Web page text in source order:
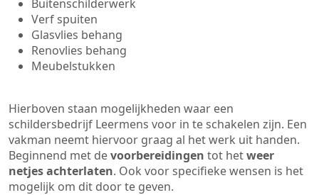
Buitenschilderwerk
Verf spuiten
Glasvlies behang
Renovlies behang
Meubelstukken
Hierboven staan mogelijkheden waar een
schildersbedrijf Leermens voor in te schakelen zijn. Een
vakman neemt hiervoor graag al het werk uit handen.
Beginnend met devoorbereidingen tot hetweer
netjes achterlaten. Ook voor specifieke wensen is het
mogelijk om dit door te geven.